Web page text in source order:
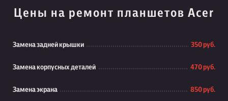
Цены на ремонт планшетов Acer
Замена задней крышки 350 руб.
Замена корпусных деталей 470 руб.
Замена экрана 850 руб.